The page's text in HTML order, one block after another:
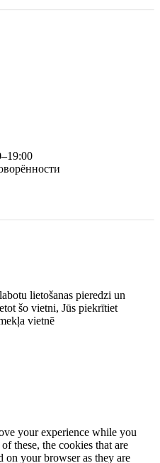
lietošanas pieredzi un
šo vietni, Jūs piekrītiet
vietnē
your experience while you
these, the cookies that are
on your browser as they are